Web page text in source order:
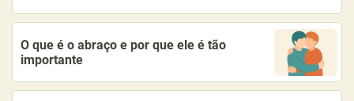
O que é o abraço e por que ele é tão
importante